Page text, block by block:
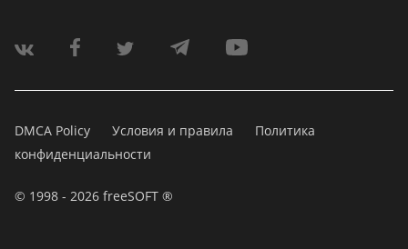
DMCA Policy Условия и правила
Политика
конфиденциальности
© 1998 - 2026 freeSOFT ®